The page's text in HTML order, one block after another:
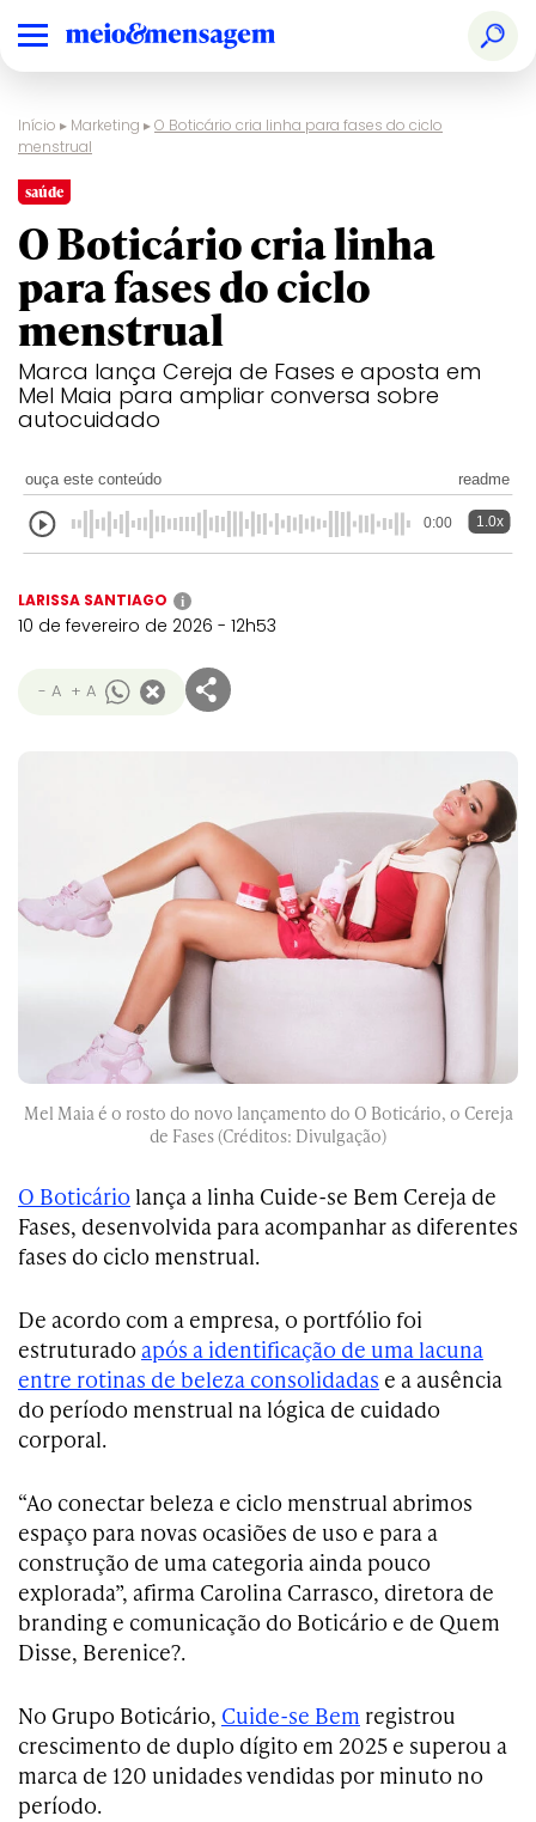
Início ▸ Marketing ▸O Boticário cria linha para fases do ciclo
menstrual
saúde
O Boticário cria linha
para fases do ciclo
menstrual
Marca lança Cereja de Fases e aposta em
Mel Maia para ampliar conversa sobre
autocuidado
ouça este conteúdo readme
0:00 1.0x
LARISSA SANTIAGO i
10 de fevereiro de 2026 - 12h53
- A + A
Mel Maia é o rosto do novo lançamento do O Boticário, o Cereja
de Fases (Créditos: Divulgação)
O Boticário lança a linha Cuide-se Bem Cereja de
Fases, desenvolvida para acompanhar as diferentes
fases do ciclo menstrual.
De acordo com a empresa, o portfólio foi
estruturado após a identificação de uma lacuna
entre rotinas de beleza consolidadas e a ausência
do período menstrual na lógica de cuidado
corporal.
“Ao conectar beleza e ciclo menstrual abrimos
espaço para novas ocasiões de uso e para a
construção de uma categoria ainda pouco
explorada”, afirma Carolina Carrasco, diretora de
branding e comunicação do Boticário e de Quem
Disse, Berenice?.
No Grupo Boticário, Cuide-se Bem registrou
crescimento de duplo dígito em 2025 e superou a
marca de 120 unidades vendidas por minuto no
período.